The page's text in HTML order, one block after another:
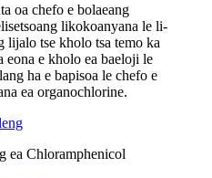
oa chefo e bolaeang
likokoanyana le li-
lijalo tse kholo tsa temo ka
eona e kholo ea baeloji le
ha e bapisoa le chefo e
ea organochlorine.